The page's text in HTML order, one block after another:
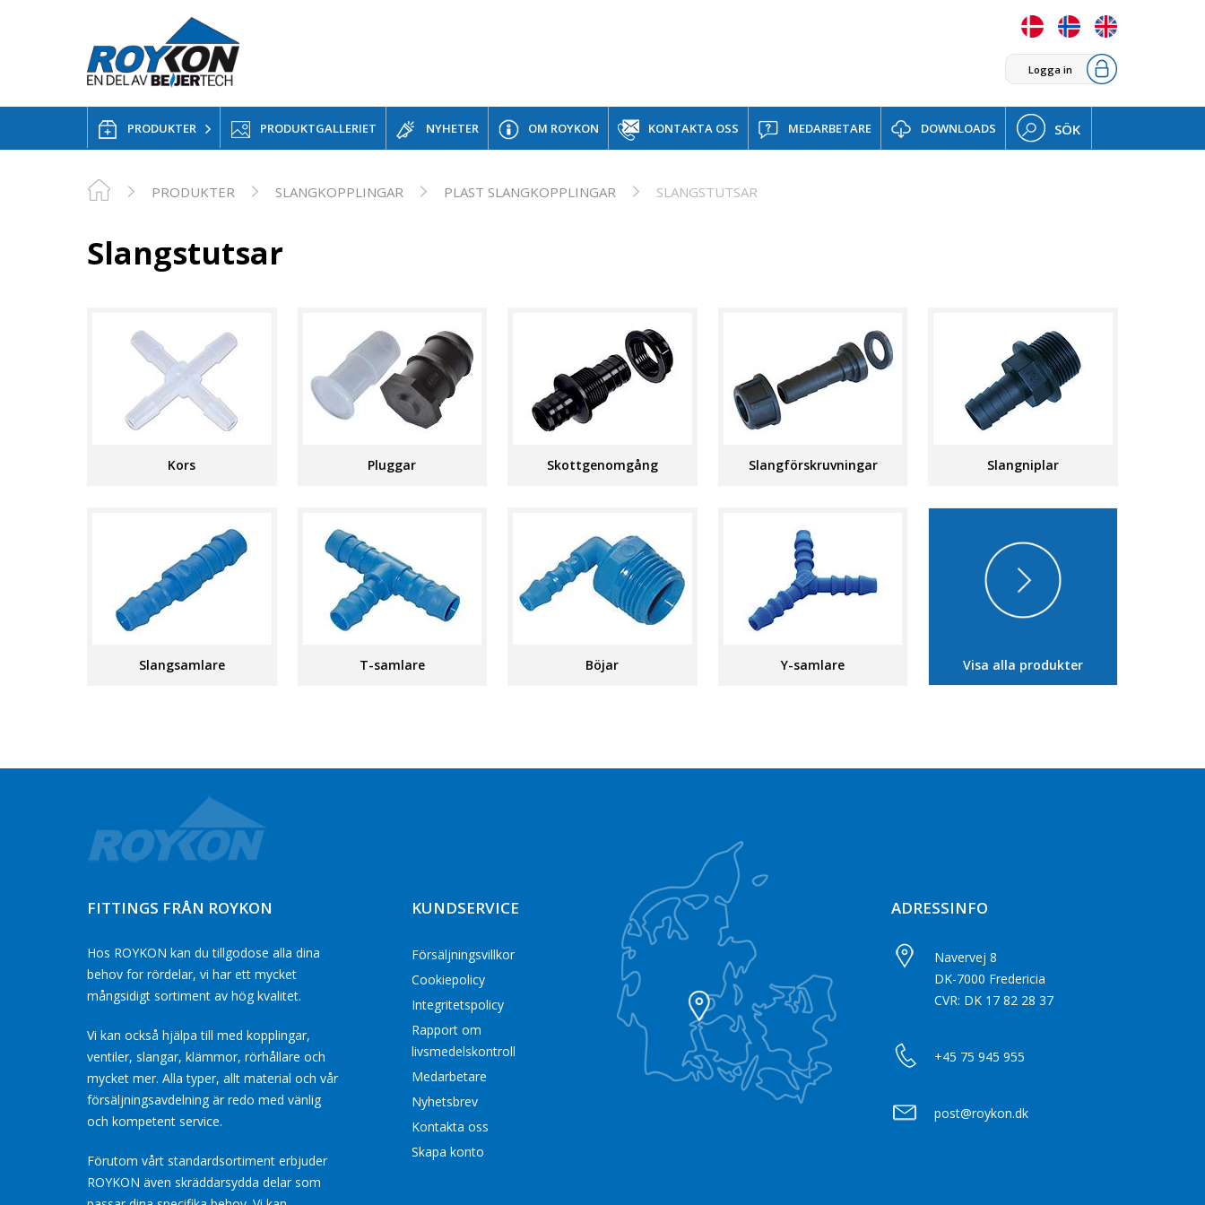
Logga in
PRODUKTER PRODUKTGALLERIET NYHETER OM ROYKON KONTAKTA OSS MEDARBETARE DOWNLOADS SÖK
PRODUKTER SLANGKOPPLINGAR PLAST SLANGKOPPLINGAR SLANGSTUTSAR
Slangstutsar
Kors Pluggar Skottgenomgång Slangförskruvningar Slangniplar
Slangsamlare T-samlare Böjar Y-samlare Visa alla produkter
FITTINGS FRÅN ROYKON
Hos ROYKON kan du tillgodose alla dina
behov for rördelar, vi har ett mycket
mångsidigt sortiment av hög kvalitet.
Vi kan också hjälpa till med kopplingar,
ventiler, slangar, klämmor, rörhållare och
mycket mer. Alla typer, allt material och vår
försäljningsavdelning är redo med vänlig
och kompetent service.
Förutom vårt standardsortiment erbjuder
ROYKON även skräddarsydda delar som
KUNDSERVICE
Försäljningsvillkor
Cookiepolicy
Integritetspolicy
Rapport om
livsmedelskontroll
Medarbetare
Nyhetsbrev
Kontakta oss
Skapa konto
ADRESSINFO
Navervej 8
DK-7000 Fredericia
CVR: DK 17 82 28 37
+45 75 945 955
post@roykon.dk